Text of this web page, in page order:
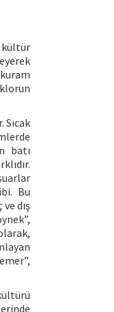
kültür
batı
Bu
dış